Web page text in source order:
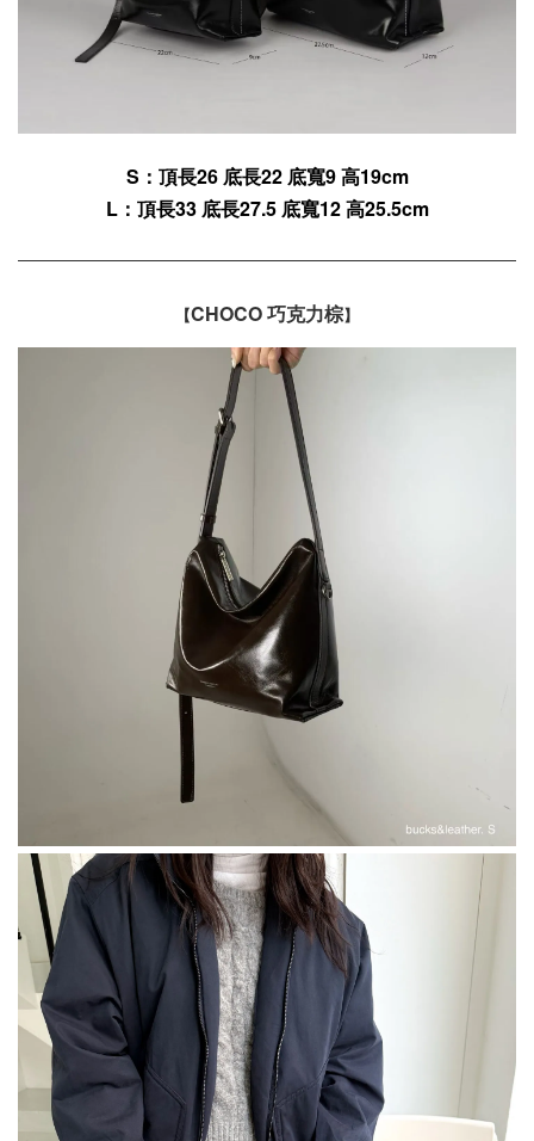
S：頂長26 底長22 底寬9高19cm
L： 頂長33底長27.5 底寬12高25.5cm
【CHOCO 巧克力棕】